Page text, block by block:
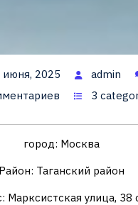
июня, 2025
admin
3
город: Москва
Район: Таганский район
Марксистская улица, 38